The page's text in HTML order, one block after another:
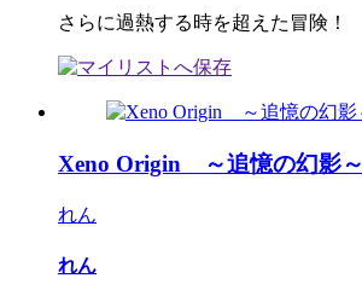
さらに過熱する時を超えた冒険！
Xeno Origin ～追憶の幻影～
れん
れん